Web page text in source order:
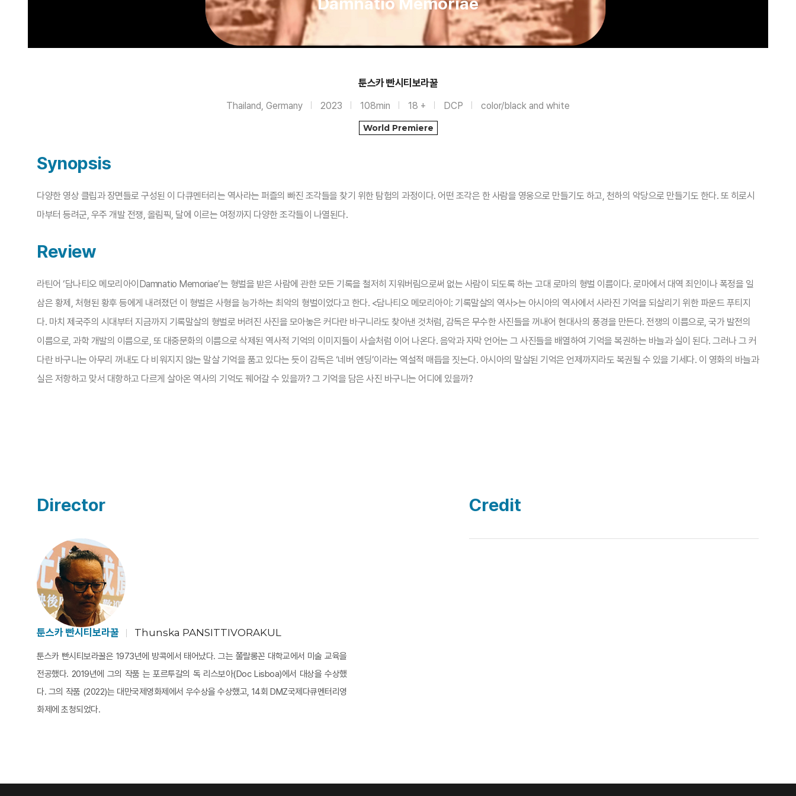
툰스카 빤시티보라꿀
Thailand, Germany 2023 108min 18 + DCP color/black and white
World Premiere
Synopsis
다양한 영상 클립과 장면들로 구성된 이 다큐멘터리는 역사라는 퍼즐의 빠진 조각들을 찾기 위한 탐험의 과정이다. 어떤 조각은 한 사람을 영웅으로 만들기도 하고, 천하의 악당으로 만들기도 한다. 또 히로시
마부터 등려군, 우주 개발 전쟁, 올림픽, 달에 이르는 여정까지 다양한 조각들이 나열된다.
Review
라틴어 ‘담나티오 메모리아이Damnatio Memoriae’는 형벌을 받은 사람에 관한 모든 기록을 철저히 지워버림으로써 없는 사람이 되도록 하는 고대 로마의 형벌 이름이다. 로마에서 대역 죄인이나 폭정을 일
삼은 황제, 처형된 황후 등에게 내려졌던 이 형벌은 사형을 능가하는 최악의 형벌이었다고 한다. <담나티오 메모리아이: 기록말살의 역사>는 아시아의 역사에서 사라진 기억을 되살리기 위한 파운드 푸티지
다. 마치 제국주의 시대부터 지금까지 기록말살의 형벌로 버려진 사진을 모아놓은 커다란 바구니라도 찾아낸 것처럼, 감독은 무수한 사진들을 꺼내어 현대사의 풍경을 만든다. 전쟁의 이름으로, 국가 발전의
이름으로, 과학 개발의 이름으로, 또 대중문화의 이름으로 삭제된 역사적 기억의 이미지들이 사슬처럼 이어 나온다. 음악과 자막 언어는 그 사진들을 배열하여 기억을 복권하는 바늘과 실이 된다. 그러나 그 커
다란 바구니는 아무리 꺼내도 다 비워지지 않는 말살 기억을 품고 있다는 듯이 감독은 ‘네버 엔딩’이라는 역설적 매듭을 짓는다. 아시아의 말살된 기억은 언제까지라도 복권될 수 있을 기세다. 이 영화의 바늘과
실은 저항하고 맞서 대항하고 다르게 살아온 역사의 기억도 꿰어갈 수 있을까? 그 기억을 담은 사진 바구니는 어디에 있을까?
Director
툰스카 빤시티보라꿀 Thunska PANSITTIVORAKUL
툰스카 빤시티보라꿀은 1973년에 방콕에서 태어났다. 그는 쭐랄롱꼰 대학교에서 미술 교육을
전공했다. 2019년에 그의 작품 는 포르투갈의 독 리스보아(Doc Lisboa)에서 대상을 수상했
다. 그의 작품 (2022)는 대만국제영화제에서 우수상을 수상했고, 14회 DMZ국제다큐멘터리영
화제에 초청되었다.
Credit